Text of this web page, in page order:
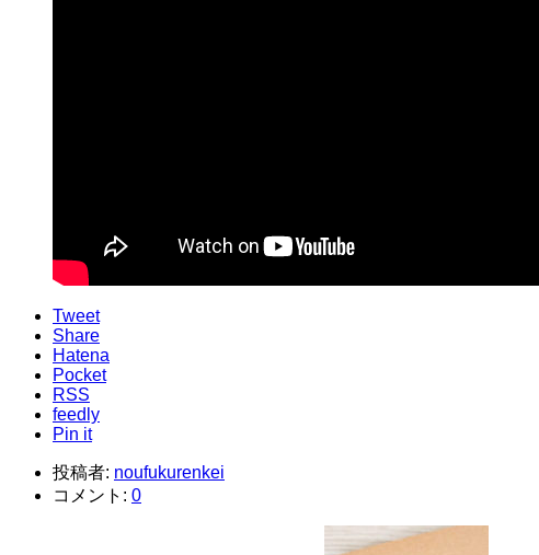
Tweet
Share
Hatena
Pocket
RSS
feedly
Pin it
投稿者: noufukurenkei
コメント: 0